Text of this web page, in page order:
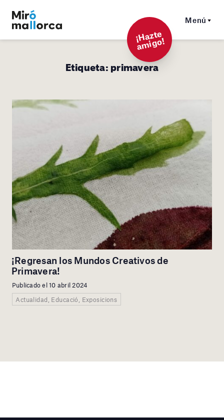
Menú
¡
Hazt
e
a
mi
g
o!
Etiqueta:primavera
¡Regresan los Mundos Creativos de
Primavera!
Publicado el 10 abril 2024
Actualidad, Educació, Exposicions